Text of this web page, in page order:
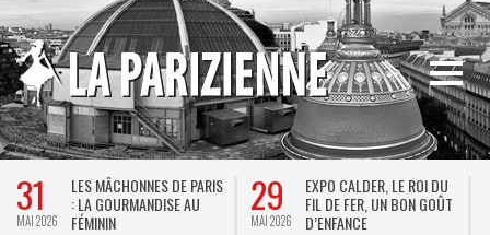
31
MAI 2026
LES MÂCHONNES DE PARIS
: LA GOURMANDISE AU
FÉMININ
29
MAI 2026
EXPO CALDER, LE ROI DU
FIL DE FER, UN BON GOÛT
D’ENFANCE